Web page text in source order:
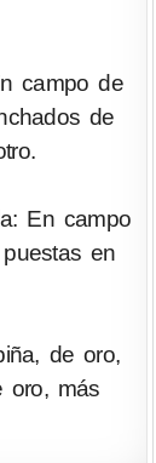
campo de
de
En campo
en
de oro,
oro, más